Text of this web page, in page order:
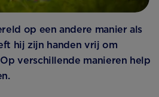
op een andere manier als
hij zijn handen vrij om
verschillende manieren help